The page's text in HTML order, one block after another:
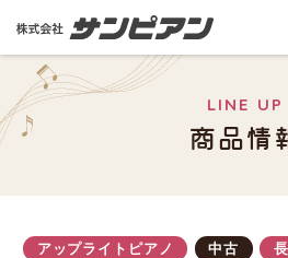
LINE UP
商品情
アップライトピアノ 中古